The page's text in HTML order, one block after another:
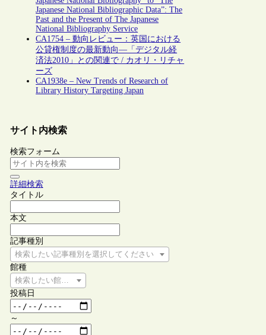
Japanese National Bibliographic Data”: The
Past and the Present of The Japanese
National Bibliography Service
CA1754 – 動向レビュー：英国における
公貸権制度の最新動向―「デジタル経
済法2010」との関連で / カオリ・リチャ
ーズ
CA1938e – New Trends of Research of
Library History Targeting Japan
サイト内検索
検索フォーム
詳細検索
タイトル
本文
記事種別
検索したい記事種別を選択してください
館種
検索したい館種を選択してください
投稿日
～